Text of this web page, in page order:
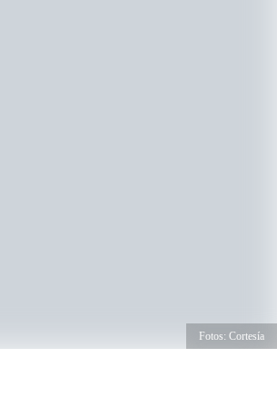
Fotos: Cortesía